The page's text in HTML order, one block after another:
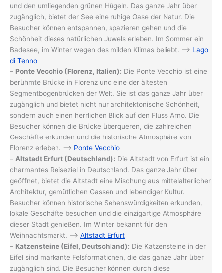
und den umliegenden grünen Hügeln. Das ganze Jahr über
zugänglich, bietet der See eine ruhige Oase der Natur. Die
Besucher können entspannen, spazieren gehen und die
Schönheit dieses natürlichen Juwels erleben. Im Sommer ein
Badesee, im Winter wegen des milden Klimas beliebt. –> Lago
di Tenno
– Ponte Vecchio (Florenz, Italien): Die Ponte Vecchio ist eine
berühmte Brücke in Florenz und eine der ältesten
Segmentbogenbrücken der Welt. Sie ist das ganze Jahr über
zugänglich und bietet nicht nur architektonische Schönheit,
sondern auch einen herrlichen Blick auf den Fluss Arno. Die
Besucher können die Brücke überqueren, die zahlreichen
Geschäfte erkunden und die historische Atmosphäre von
Florenz erleben. –> Ponte Vecchio
– Altstadt Erfurt (Deutschland): Die Altstadt von Erfurt ist ein
charmantes Reiseziel in Deutschland. Das ganze Jahr über
geöffnet, bietet die Altstadt eine Mischung aus mittelalterlicher
Architektur, gemütlichen Gassen und lebendiger Kultur.
Besucher können historische Sehenswürdigkeiten erkunden,
lokale Geschäfte besuchen und die einzigartige Atmosphäre
dieser Stadt genießen. Im Winter bekannt für den
Weihnachtsmarkt. –> Altstadt Erfurt
– Katzensteine (Eifel, Deutschland): Die Katzensteine in der
Eifel sind markante Felsformationen, die das ganze Jahr über
zugänglich sind. Die Besucher können durch diese